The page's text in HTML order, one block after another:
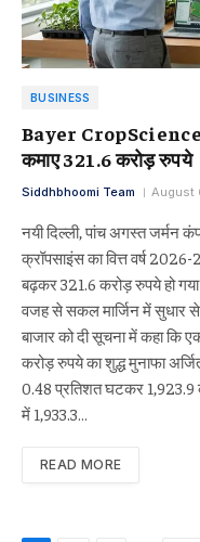
BUSINESS
Bayer CropScience
कमाए 321.6 करोड़ रुपये
Siddhbhoomi Team August
नयी दिल्ली, पांच अगस्त जर्मन
क्रॉपसाइंस का वित्त वर्ष 2026-
बढ़कर 321.6 करोड़ रुपये हो
वजह से सकल मार्जिन में सुधार
बाजार को दी सूचना में कहा कि
करोड़ रुपये का शुद्ध मुनाफा
0.48 प्रतिशत घटकर 1,923.9
में 1,933.3…
READ MORE